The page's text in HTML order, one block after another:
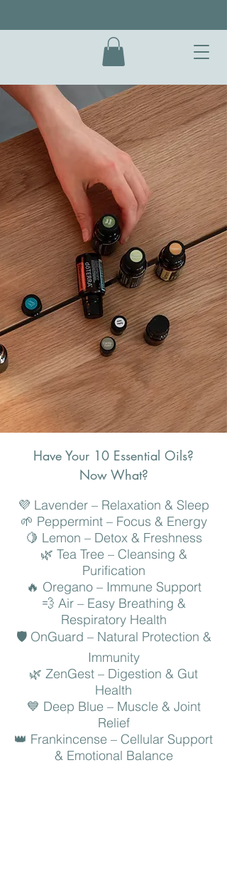
Have Your 10 Essential Oils?
Now What?
💜 Lavender – Relaxation & Sleep
🌱 Peppermint – Focus & Energy
🍋 Lemon – Detox & Freshness
🌿 Tea Tree – Cleansing &
Purification
🔥 Oregano – Immune Support
💨 Air – Easy Breathing &
Respiratory Health
🛡 OnGuard – Natural Protection &
Immunity
🌿 ZenGest – Digestion & Gut
Health
💙 Deep Blue – Muscle & Joint
Relief
👑 Frankincense – Cellular Support
& Emotional Balance